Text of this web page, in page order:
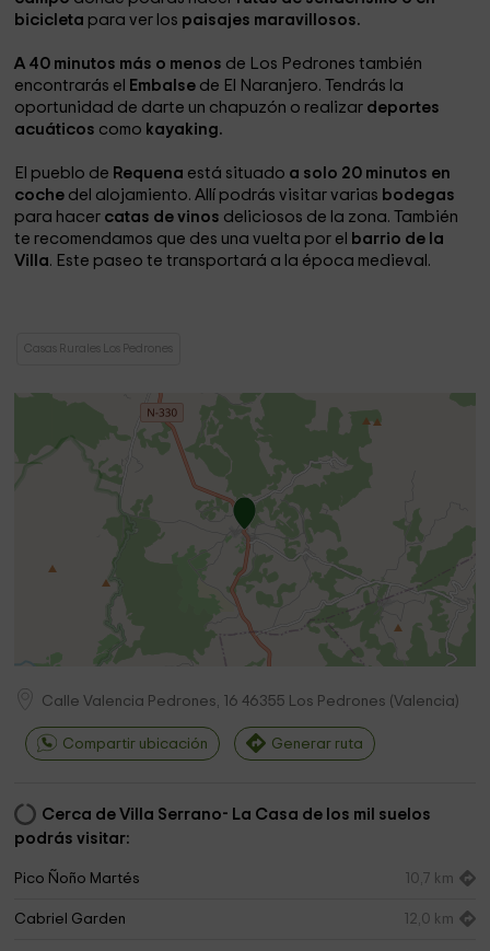
bicicleta para ver los paisajes maravillosos.
A 40 minutos más o menos de Los Pedrones también
encontrarás el
Embalse de El Naranjero. Tendrás la
oportunidad de darte un chapuzón o realizar deportes
acuáticos como kayaking.
El pueblo de Requena está situado a solo 20 minutos en
coche del alojamiento. Allí podrás visitar varias bodegas
para hacer catas de vinos deliciosos de la zona. También
te recomendamos que des una vuelta por el barrio de la
Villa. Este paseo te transportará a la época medieval.
Casas Rurales Los Pedrones
Calle Valencia Pedrones, 16 46355 Los Pedrones (Valencia)
Compartir ubicación Generar ruta
Cerca de Villa Serrano- La Casa de los mil suelos
podrás visitar:
Pico Ñoño Martés 10,7 km
Cabriel Garden 12,0 km